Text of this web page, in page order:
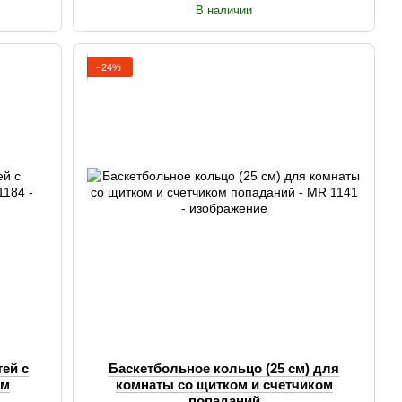
В наличии
с
−24%
Баскетбольное кольцо (25 см) для
комнаты со щитком и счетчиком